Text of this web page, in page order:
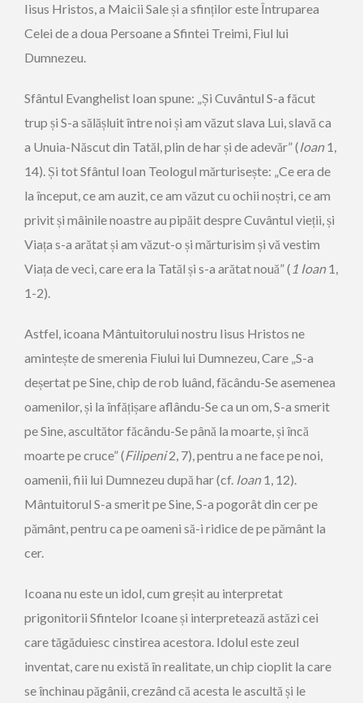
Iisus Hristos, a Maicii Sale și a sfinților este Întruparea
Celei de a doua Persoane a Sfintei Treimi, Fiul lui
Dumnezeu.
Sfântul Evanghelist Ioan spune: „Și Cuvântul S-a făcut
trup și S-a sălășluit între noi și am văzut slava Lui, slavă ca
a Unuia-Născut din Tatăl, plin de har și de adevăr” (Ioan1,
14). Și tot Sfântul Ioan Teologul mărturisește: „Ce era de
la început, ce am auzit, ce am văzut cu ochii noștri, ce am
privit și mâinile noastre au pipăit despre Cuvântul vieții, și
Viața s-a arătat și am văzut-o și mărturisim și vă vestim
Viața de veci, care era la Tatăl și s-a arătat nouă” ( 1 Ioan1,
1-2).
Astfel, icoana Mântuitorului nostru Iisus Hristos ne
amintește de smerenia Fiului lui Dumnezeu, Care „S-a
deșertat pe Sine, chip de rob luând, făcându-Se asemenea
oamenilor, și la înfățișare aflându-Se ca un om, S-a smerit
pe Sine, ascultător făcându-Se până la moarte, și încă
moarte pe cruce” (Filipeni2, 7), pentru a ne face pe noi,
oamenii, fiii lui Dumnezeu după har (cf. Ioan1, 12).
Mântuitorul S-a smerit pe Sine, S-a pogorât din cer pe
pământ, pentru ca pe oameni să-i ridice de pe pământ la
cer.
Icoana nu este un idol, cum greșit au interpretat
prigonitorii Sfintelor Icoane și interpretează astăzi cei
care tăgăduiesc cinstirea acestora. Idolul este zeul
inventat, care nu există în realitate, un chip cioplit la care
se închinau păgânii, crezând că acesta le ascultă și le